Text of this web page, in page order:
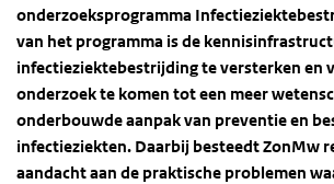
onderzoeksprogramma
van het programma is de
infectieziektebestrijding te versterken en
onderzoek te komen tot een meer
onderbouwde aanpak van preventie en
infectieziekten. Daarbij besteedt ZonMw
aandacht aan de praktische problemen